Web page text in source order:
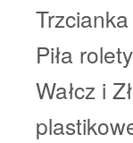
Piła
Wałcz i